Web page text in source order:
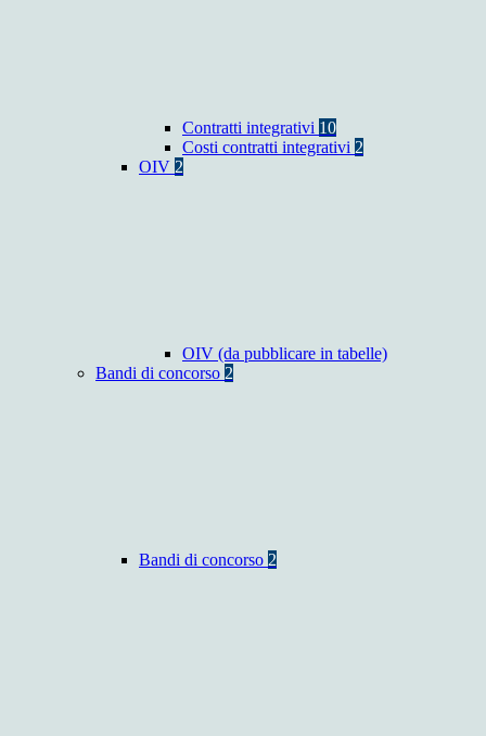
Contratti integrativi 10
Costi contratti integrativi 2
OIV 2
OIV (da pubblicare in tabelle)
Bandi di concorso 2
Bandi di concorso 2